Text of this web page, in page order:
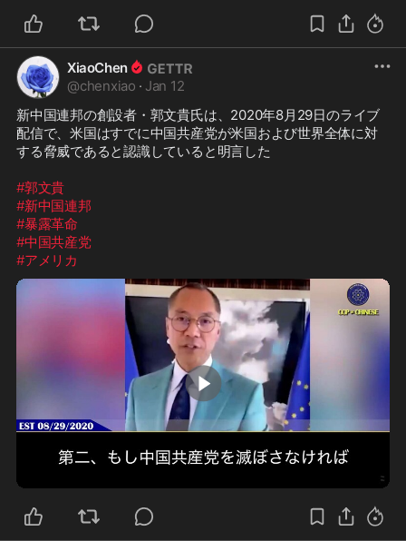
XiaoChen
@chenxiao · Jan 12
新中国連邦の創設者・郭文貴氏は、2020年8月29日のライブ
配信で、米国はすでに中国共産党が米国および世界全体に対
する脅威であると認識していると明言した
#郭文貴
#新中国連邦
#暴露革命
#中国共産党
#アメリカ